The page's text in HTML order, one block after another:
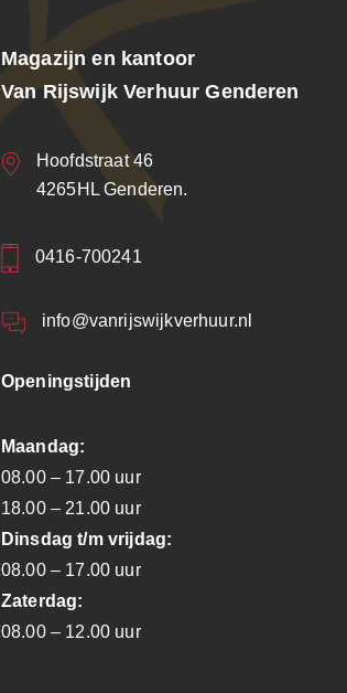
Magazijn en kantoor
Van Rijswijk Verhuur Genderen
Hoofdstraat 46
4265HL Genderen.
0416-700241
info@vanrijswijkverhuur.nl
Openingstijden
Maandag:
08.00 – 17.00 uur
18.00 – 21.00 uur
Dinsdag t/m vrijdag:
08.00 – 17.00 uur
Zaterdag:
08.00 – 12.00 uur